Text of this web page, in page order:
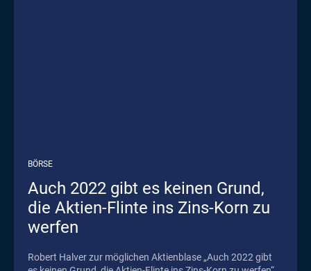
BÖRSE
Auch 2022 gibt es keinen Grund,
die Aktien-Flinte ins Zins-Korn zu
werfen
Robert Halver zur möglichen Aktienblase „Auch 2022 gibt